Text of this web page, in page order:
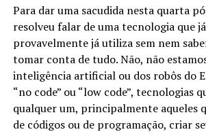
Para dar uma sacudida nesta quarta
resolveu falar de uma tecnologia que
provavelmente já utiliza sem nem
tomar conta de tudo. Não, não
inteligência artificial ou dos robôs do
“no code” ou “low code”, tecnologias
qualquer um, principalmente aqueles
de códigos ou de programação, criar